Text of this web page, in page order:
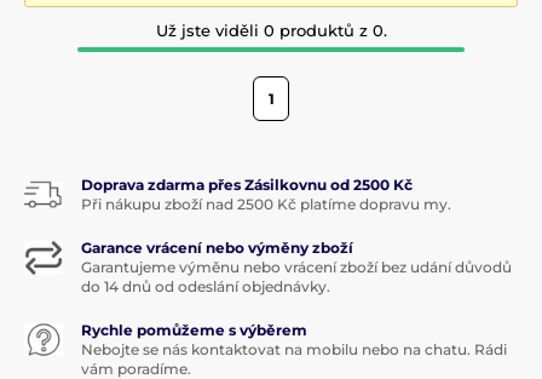
Už jste viděli 0 produktů z 0.
1
Doprava zdarma přes Zásilkovnu od 2500 Kč
Při nákupu zboží nad 2500 Kč platíme dopravu my.
Garance vrácení nebo výměny zboží
Garantujeme výměnu nebo vrácení zboží bez udání důvodů
do 14 dnů od odeslání objednávky.
Rychle pomůžeme s výběrem
Nebojte se nás kontaktovat na mobilu nebo na chatu. Rádi
vám poradíme.